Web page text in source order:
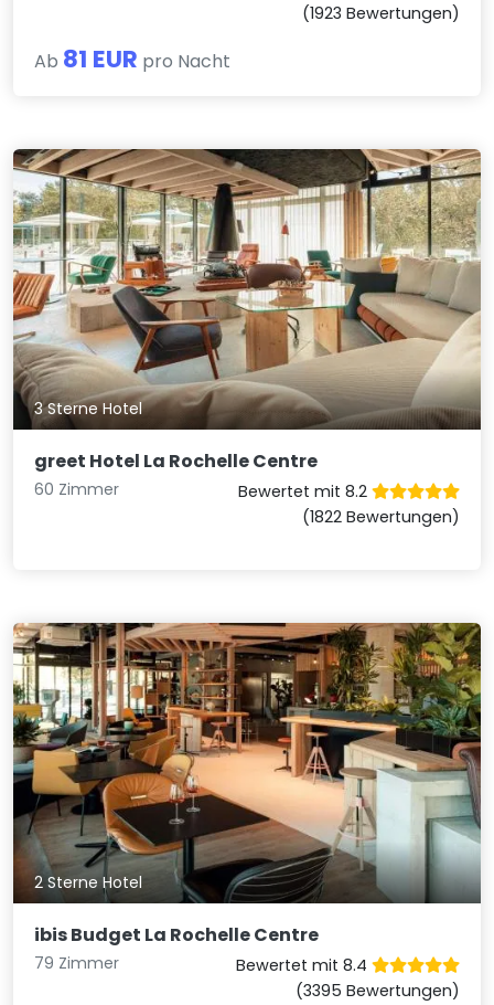
(1923 Bewertungen)
Ab 81 EUR pro Nacht
3 Sterne Hotel
greet Hotel La Rochelle Centre
60 Zimmer
Bewertet mit 8.2
(1822 Bewertungen)
2 Sterne Hotel
ibis Budget La Rochelle Centre
79 Zimmer
Bewertet mit 8.4
(3395 Bewertungen)